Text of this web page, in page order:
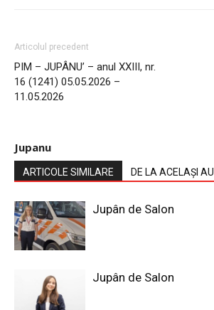
Articolul precedent
PIM – JUPÂNU’ – anul XXIII, nr.
16 (1241) 05.05.2026 –
11.05.2026
Jupanu
ARTICOLE SIMILARE DE LA ACELAȘI
Jupân de Salon
Jupân de Salon